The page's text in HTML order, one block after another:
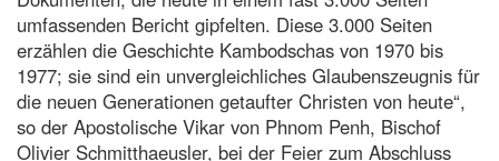
umfassenden Bericht gipfelten. Diese 3.000 Seiten
erzählen die Geschichte Kambodschas von 1970 bis
1977; sie sind ein unvergleichliches Glaubenszeugnis für
die neuen Generationen getaufter Christen von heute“,
so der Apostolische Vikar von Phnom Penh, Bischof
Olivier Schmitthaeusler, bei der Feier zum Abschluss